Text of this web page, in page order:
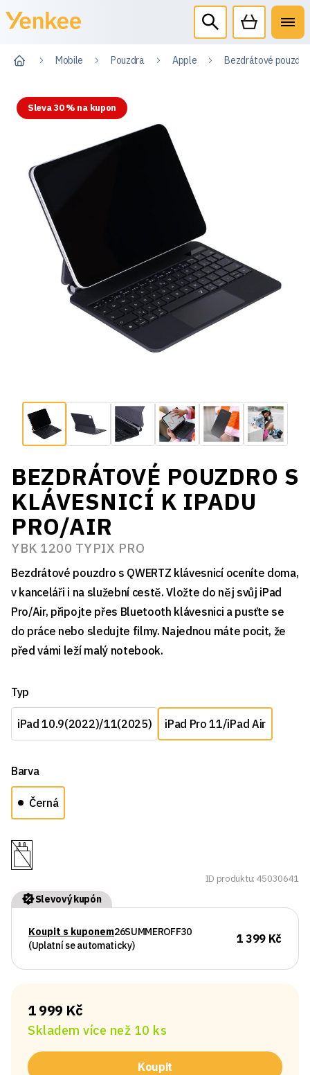
Mobile Pouzdra Apple Bezdrátové pouzdro
Sleva 30 % na kupon
BEZDRÁTOVÉ POUZDRO S
KLÁVESNICÍ K IPADU
PRO/AIR
YBK 1200 TYPIX PRO
Bezdrátové pouzdro s QWERTZ klávesnicí oceníte doma,
v kanceláři i na služební cestě. Vložte do něj svůj iPad
Pro/Air, připojte přes Bluetooth klávesnici a pusťte se
do práce nebo sledujte filmy. Najednou máte pocit, že
před vámi leží malý notebook.
Typ
iPad 10.9(2022)/11(2025) iPad Pro 11/iPad Air
Barva
Černá
ID produktu: 45030641
Slevový kupón
Koupit s kuponem26SUMMEROFF30
(Uplatní se automaticky)
1 399 Kč
1 999 Kč
Skladem více než 10 ks
Koupit